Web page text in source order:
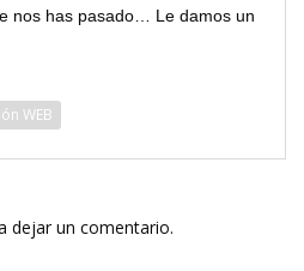
nos has pasado… Le damos un
WEB
dejar un comentario.